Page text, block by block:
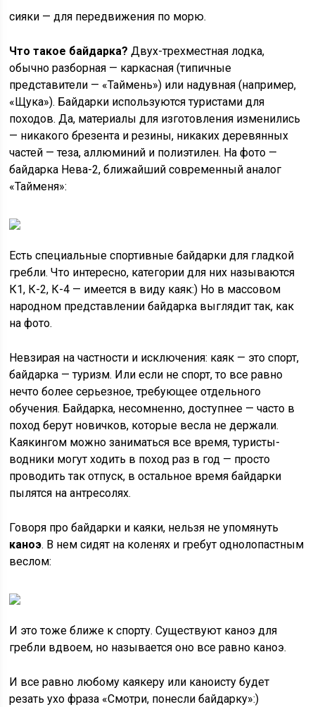
сияки — для передвижения по морю.
Что такое байдарка? Двух-трехместная лодка,
обычно разборная — каркасная (типичные
представители — «Таймень») или надувная (например,
«Щука»). Байдарки используются туристами для
походов. Да, материалы для изготовления изменились
— никакого брезента и резины, никаких деревянных
частей — теза, аллюминий и полиэтилен. На фото —
байдарка Нева-2, ближайший современный аналог
«Тайменя»:
Есть специальные спортивные байдарки для гладкой
гребли. Что интересно, категории для них называются
К1, К-2, К-4 — имеется в виду каяк:) Но в массовом
народном представлении байдарка выглядит так, как
на фото.
Невзирая на частности и исключения: каяк — это спорт,
байдарка — туризм. Или если не спорт, то все равно
нечто более серьезное, требующее отдельного
обучения. Байдарка, несомненно, доступнее — часто в
поход берут новичков, которые весла не держали.
Каякингом можно заниматься все время, туристы-
водники могут ходить в поход раз в год — просто
проводить так отпуск, в остальное время байдарки
пылятся на антресолях.
Говоря про байдарки и каяки, нельзя не упомянуть
каноэ. В нем сидят на коленях и гребут однолопастным
веслом:
И это тоже ближе к спорту. Существуют каноэ для
гребли вдвоем, но называется оно все равно каноэ.
И все равно любому каякеру или каноисту будет
резать ухо фраза «Смотри, понесли байдарку»:)